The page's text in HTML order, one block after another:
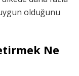
olduğunu
Ne